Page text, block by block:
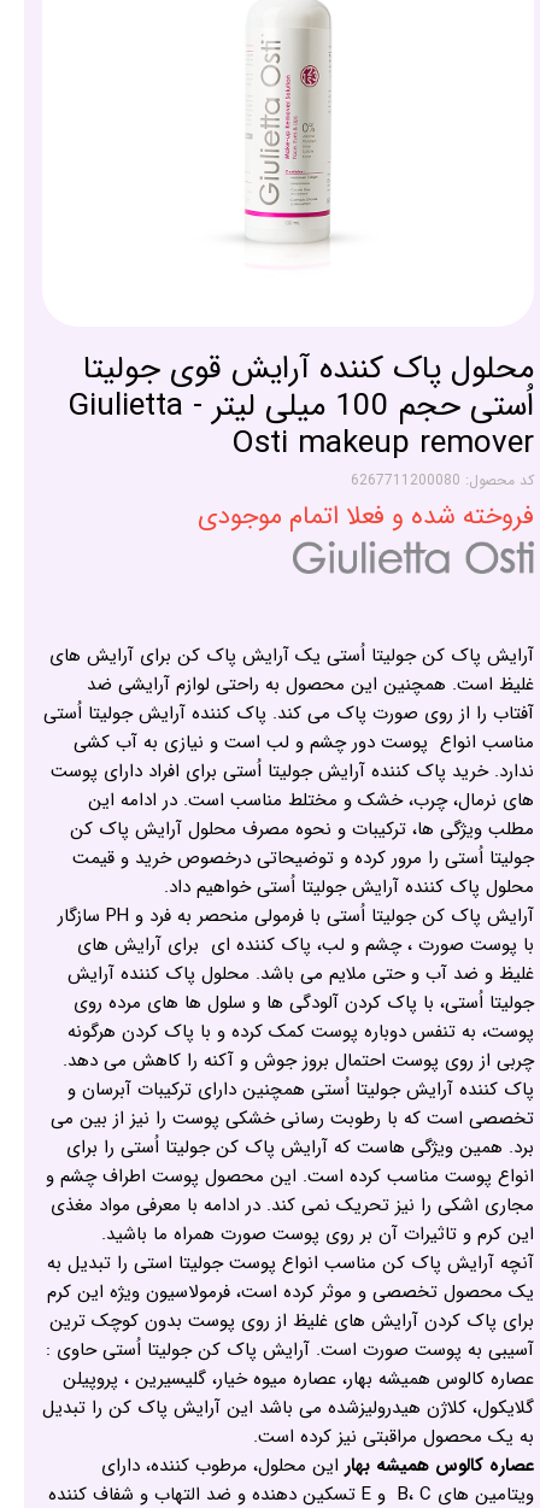
محلول پاک کننده آرایش قوی جولیتا
اُستی حجم 100 میلی لیتر - Giulietta
Osti makeup remover
کد محصول: 6267711200080
فروخته شده و فعلا اتمام موجودی
آرایش پاک کن جولیتا اُستی یک آرایش پاک کن برای آرایش های
غلیظ است. همچنین این محصول به راحتی لوازم آرایشی ضد
آفتاب را از روی صورت پاک می کند. پاک کننده آرایش جولیتا اُستی
مناسب انواع پوست دور چشم و لب است و نیازی به آب کشی
ندارد. خرید پاک کننده آرایش جولیتا اُستی برای افراد دارای پوست
های نرمال، چرب، خشک و مختلط مناسب است. در ادامه این
مطلب ویژگی ها، ترکیبات و نحوه مصرف محلول آرایش پاک کن
جولیتا اُستی را مرور کرده و توضیحاتی درخصوص خرید و قیمت
محلول پاک کننده آرایش جولیتا اُستی خواهیم داد.
آرایش پاک کن جولیتا اُستی با فرمولی منحصر به فرد و PH سازگار
با پوست صورت ، چشم و لب، پاک کننده ای برای آرایش های
غلیظ و ضد آب و حتی ملایم می باشد. محلول پاک کننده آرایش
جولیتا اُستی، با پاک کردن آلودگی ها و سلول ها های مرده روی
پوست، به تنفس دوباره پوست کمک کرده و با پاک کردن هرگونه
چربی از روی پوست احتمال بروز جوش و آکنه را کاهش می دهد.
پاک کننده آرایش جولیتا اُستی همچنین دارای ترکیبات آبرسان و
تخصصی است که با رطوبت رسانی خشکی پوست را نیز از بین می
برد. همین ویژگی هاست که آرایش پاک کن جولیتا اُستی را برای
انواع پوست مناسب کرده است. این محصول پوست اطراف چشم و
مجاری اشکی را نیز تحریک نمی کند. در ادامه با معرفی مواد مغذی
این کرم و تاثیرات آن بر روی پوست صورت همراه ما باشید.
آنچه آرایش پاک کن مناسب انواع پوست جولیتا استی را تبدیل به
یک محصول تخصصی و موثر کرده است، فرمولاسیون ویژه این کرم
برای پاک کردن آرایش های غلیظ از روی پوست بدون کوچک ترین
آسیبی به پوست صورت است. آرایش پاک کن جولیتا اُستی حاوی :
عصاره کالوس همیشه بهار، عصاره میوه خیار، گلیسیرین ، پروپیلن
گلایکول، کلاژن هیدرولیزشده می باشد این آرایش پاک کن را تبدیل
به یک محصول مراقبتی نیز کرده است.
عصاره کالوس همیشه بهار این محلول، مرطوب کننده، دارای
ویتامین های B، C و E تسکین دهنده و ضد التهاب و شفاف کننده